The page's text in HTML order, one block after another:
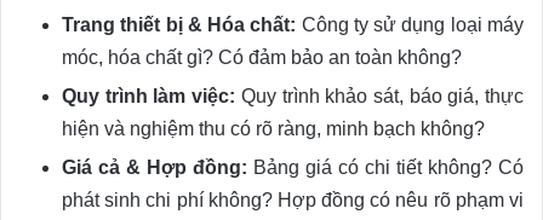
Trang thiết bị & Hóa chất: Công ty sử dụng loại máy
móc, hóa chất gì? Có đảm bảo an toàn không?
Quy trình làm việc: Quy trình khảo sát, báo giá, thực
hiện và nghiệm thu có rõ ràng, minh bạch không?
Giá cả & Hợp đồng: Bảng giá có chi tiết không? Có
phát sinh chi phí không? Hợp đồng có nêu rõ phạm vi